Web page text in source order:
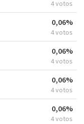
4 votos
0,06%
4 votos
0,06%
4 votos
0,06%
4 votos
0,06%
4 votos